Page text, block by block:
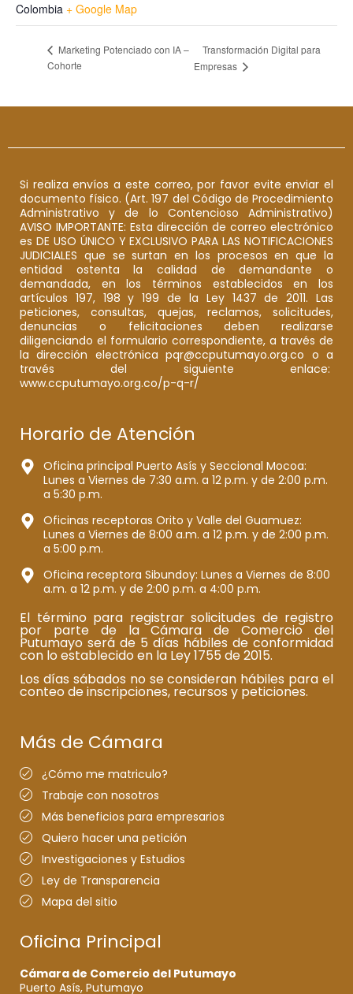
Colombia + Google Map
Marketing Potenciado con IA –
Cohorte
Transformación Digital para
Empresas
Si realiza envíos a este correo, por favor evite enviar el
documento físico. (Art. 197 del Código de Procedimiento
Administrativo y de lo Contencioso Administrativo)
AVISO IMPORTANTE: Esta dirección de correo electrónico
es DE USO ÚNICO Y EXCLUSIVO PARA LAS NOTIFICACIONES
JUDICIALES que se surtan en los procesos en que la
entidad ostenta la calidad de demandante o
demandada, en los términos establecidos en los
artículos 197, 198 y 199 de la Ley 1437 de 2011. Las
peticiones, consultas, quejas, reclamos, solicitudes,
denuncias o felicitaciones deben realizarse
diligenciando el formulario correspondiente, a través de
la dirección electrónica pqr@ccputumayo.org.co o a
través del siguiente enlace:
www.ccputumayo.org.co/p-q-r/
Horario de Atención
Oficina principal Puerto Asís y Seccional Mocoa:
Lunes a Viernes de 7:30 a.m. a 12 p.m. y de 2:00 p.m.
a 5:30 p.m.
Oficinas receptoras Orito y Valle del Guamuez:
Lunes a Viernes de 8:00 a.m. a 12 p.m. y de 2:00 p.m.
a 5:00 p.m.
Oficina receptora Sibundoy: Lunes a Viernes de 8:00
a.m. a 12 p.m. y de 2:00 p.m. a 4:00 p.m.
El término para registrar solicitudes de registro
por parte de la Cámara de Comercio del
Putumayo será de 5 días hábiles de conformidad
con lo establecido en la Ley 1755 de 2015.
Los días sábados no se consideran hábiles para el
conteo de inscripciones, recursos y peticiones.
Más de Cámara
¿Cómo me matriculo?
Trabaje con nosotros
Más beneficios para empresarios
Quiero hacer una petición
Investigaciones y Estudios
Ley de Transparencia
Mapa del sitio
Oficina Principal
Cámara de Comercio del Putumayo
Puerto Asís, Putumayo